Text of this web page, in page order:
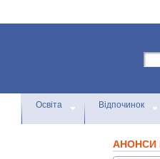
Освіта Відпочинок
АНОНСИ